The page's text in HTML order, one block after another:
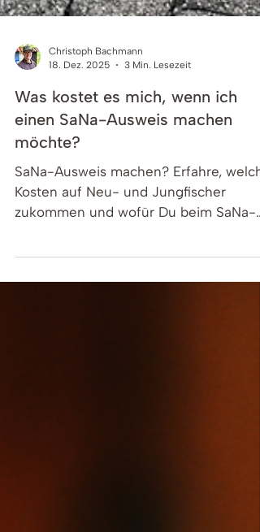
18. Dez. 2025
3 Min. Lesezeit
Was kostet es mich, wenn ich
einen SaNa-Ausweis machen
möchte?
SaNa-Ausweis machen? Erfahre,
Kosten auf Neu- und Jungfischer
Kurs in der Schweiz bezahlst.